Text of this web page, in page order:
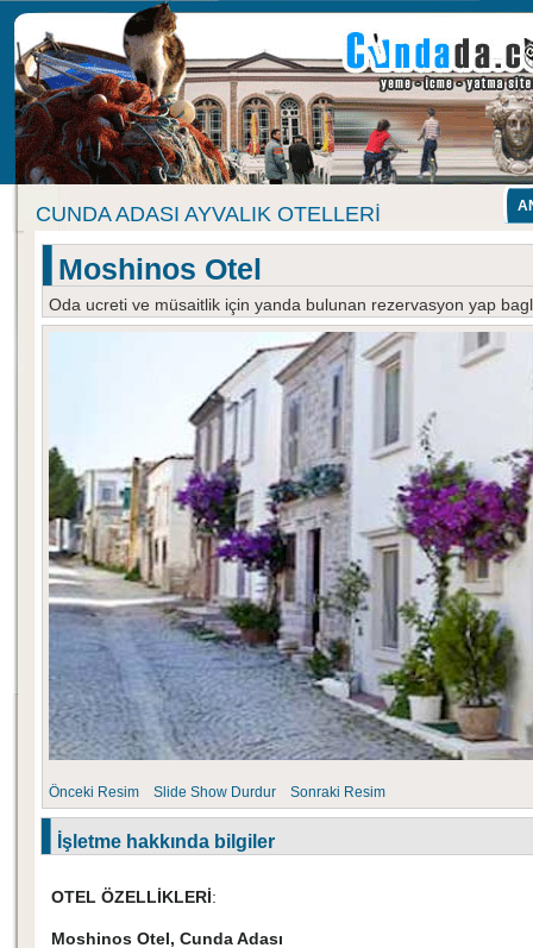
CUNDA ADASI AYVALIK OTELLERI
Moshinos Otel
Oda ucreti ve müsaitlik için yanda bulunan rezervasyon yap
Önceki Resim Slide Show Durdur Sonraki Resim
İşletme hakkında bilgiler
OTEL ÖZELLİKLERİ:
Moshinos Otel, Cunda Adası